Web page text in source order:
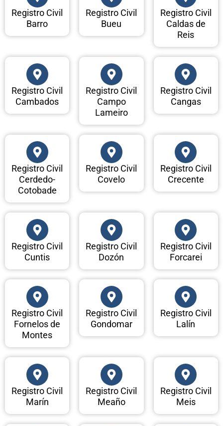
Registro Civil
Barro
Registro Civil
Bueu
Registro Civil
Caldas de
Reis
Registro Civil
Cambados
Registro Civil
Campo
Lameiro
Registro Civil
Cangas
Registro Civil
Cerdedo-
Cotobade
Registro Civil
Covelo
Registro Civil
Crecente
Registro Civil
Cuntis
Registro Civil
Dozón
Registro Civil
Forcarei
Registro Civil
Fornelos de
Montes
Registro Civil
Gondomar
Registro Civil
Lalín
Registro Civil
Marín
Registro Civil
Meaño
Registro Civil
Meis